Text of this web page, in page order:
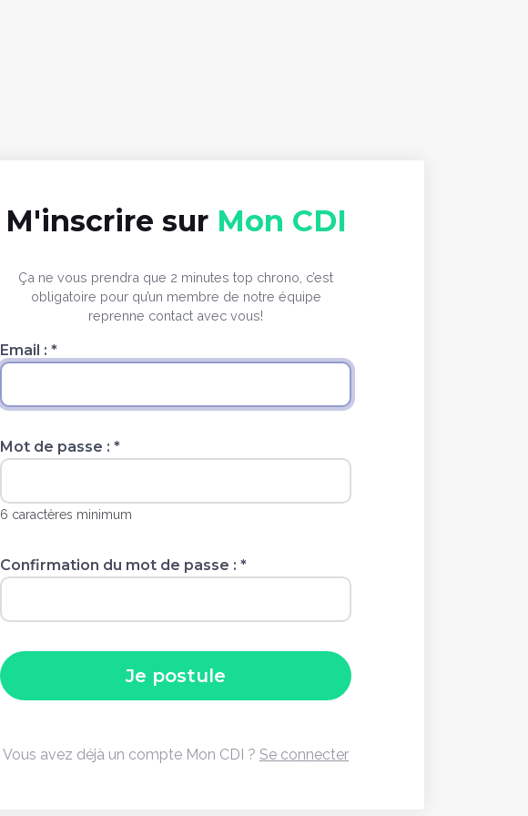
M'inscrire sur Mon CDI
Ça ne vous prendra que 2 minutes top chrono, c’est
obligatoire pour qu’un membre de notre équipe
reprenne contact avec vous!
Email : *
Mot de passe : *
6 caractères minimum
Confirmation du mot de passe : *
Vous avez déjà un compte Mon CDI ? Se connecter